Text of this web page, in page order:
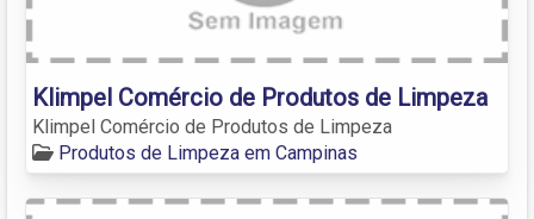
Klimpel Comércio de Produtos de Limpeza
Klimpel Comércio de Produtos de Limpeza
Produtos de Limpeza em Campinas